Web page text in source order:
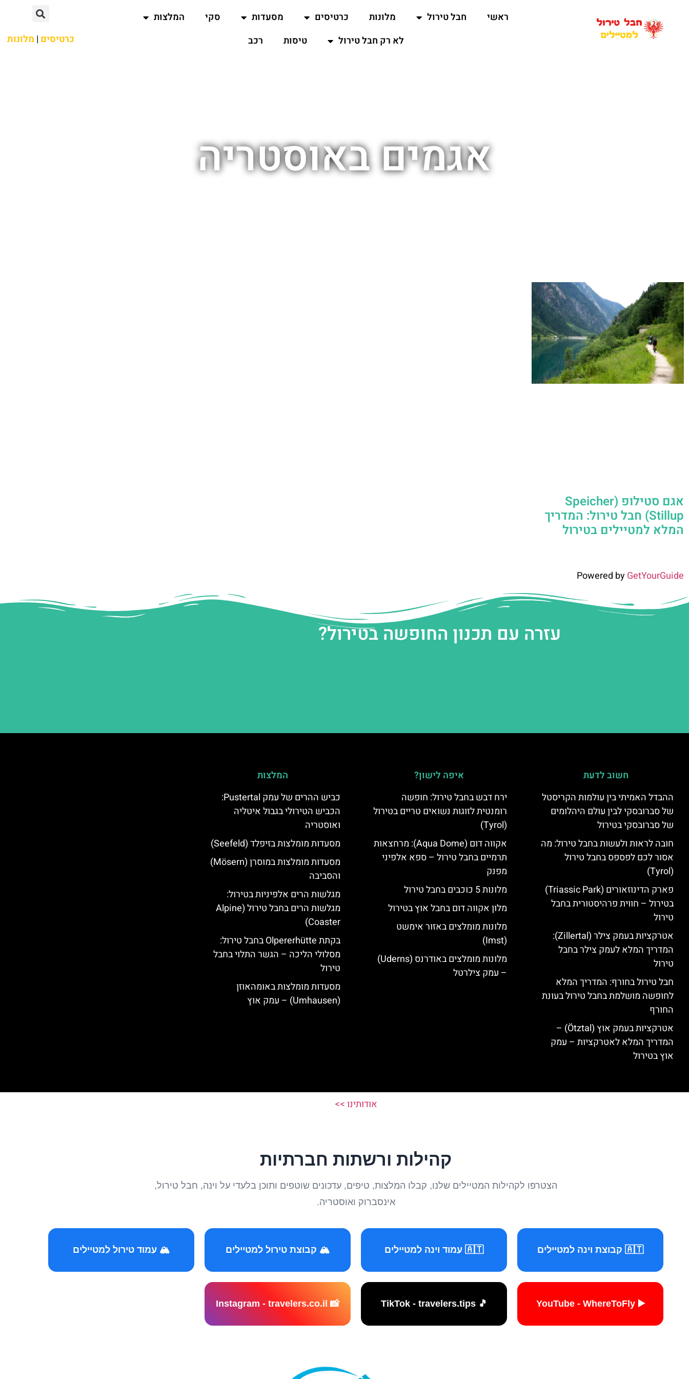
ראשי חבל טירול מלונות כרטיסים מסעדות סקי
המלצות
לא רק חבל טירול
טיסות רכב כרטיסים | מלונות
אגמים באוסטריה
אגם סטילופ (Speicher
Stillup) חבל טירול: המדריך
המלא למטיילים בטירול
Powered byGetYourGuide
עזרה עם תכנון החופשה בטירול?
חשוב לדעת
ההבדל האמיתי בין עולמות הקריסטל
של סברובסקי לבין עולם היהלומים
של סברובסקי בטירול
חובה לראות ולעשות בחבל טירול: מה
אסור לכם לפספס בחבל טירול
(Tyrol)
פארק הדינוזאורים (Triassic Park)
בטירול – חווית פרהיסטורית בחבל
טירול
אטרקציות בעמק צילר (Zillertal):
המדריך המלא לעמק צילר בחבל
טירול
חבל טירול בחורף: המדריך המלא
לחופשה מושלמת בחבל טירול בעונת
החורף
אטרקציות בעמק אוץ (Ötztal) –
המדריך המלא לאטרקציות – עמק
אוץ בטירול
איפה לישון?
ירח דבש בחבל טירול: חופשה
רומנטית לזוגות נשואים טריים בטירול
(Tyrol)
אקווה דום (Aqua Dome): מרחצאות
תרמיים בחבל טירול – ספא אלפיני
מפנק
מלונות 5 כוכבים בחבל טירול
מלון אקווה דום בחבל אוץ בטירול
מלונות מומלצים באזור אימשט
(Imst)
מלונות מומלצים באודרנס (Uderns)
– עמק צילרטל
המלצות
כביש ההרים של עמק Pustertal:
הכביש הטירולי בגבול איטליה
ואוסטריה
מסעדות מומלצות בזיפלד (Seefeld)
מסעדות מומלצות במוסרן (Mösern)
והסביבה
מגלשות הרים אלפיניות בטירול:
מגלשות הרים בחבל טירול (Alpine
Coaster)
בקתת Olpererhütte בחבל טירול:
מסלולי הליכה – הגשר התלוי בחבל
טירול
מסעדות מומלצות באומהאוזן
(Umhausen) – עמק אוץ
אודותינו >>
קהילות ורשתות חברתיות
הצטרפו לקהילות המטיילים שלנו, קבלו המלצות, טיפים, עדכונים שוטפים ותוכן בלעדי על וינה, חבל טירול,
אינסברוק ואוסטריה.
🇦🇹 קבוצת וינה למטיילים 🇦🇹 עמוד וינה למטיילים 🏔️ קבוצת טירול למטיילים 🏔️ עמוד טירול למטיילים
▶️ YouTube - WhereToFly
🎵 TikTok - travelers.tips
📸 Instagram - travelers.co.il